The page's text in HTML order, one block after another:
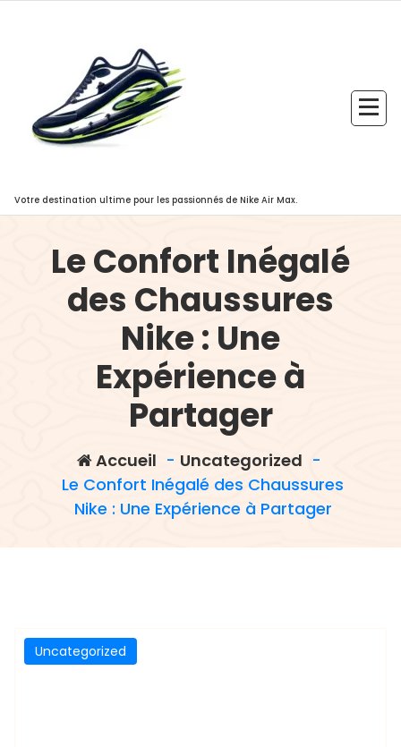
Votre destination ultime pour les passionnés de Nike Air Max.
Le Confort Inégalé
des Chaussures
Nike : Une
Expérience à
Partager
Accueil - Uncategorized -
Le Confort Inégalé des Chaussures
Nike : Une Expérience à Partager
Uncategorized